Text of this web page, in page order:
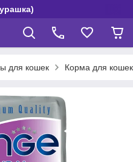
для кошек Корма для